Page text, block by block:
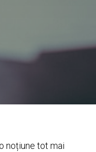
noțiune tot mai